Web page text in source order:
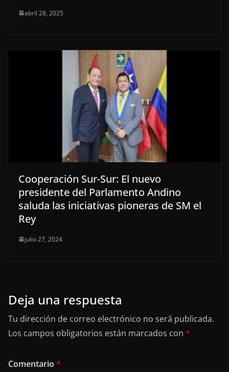
abril 28, 2025
Cooperación Sur-Sur: El nuevo
presidente del Parlamento Andino
saluda las iniciativas pioneras de SM el
Rey
julio 27, 2024
Deja una respuesta
Tu dirección de correo electrónico no será publicada.
Los campos obligatorios están marcados con *
Comentario *